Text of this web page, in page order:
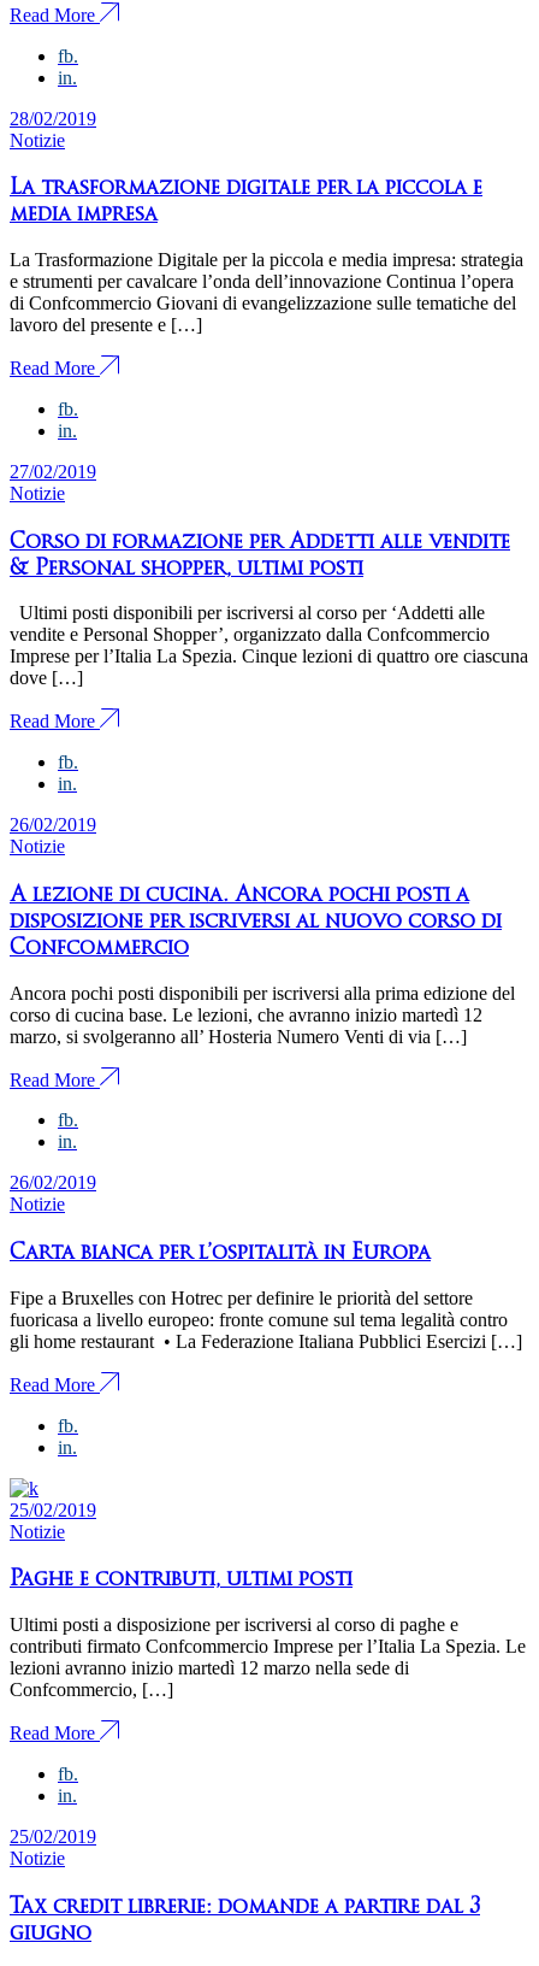
Read More
fb.
in.
28/02/2019
Notizie
La trasformazione digitale per la piccola e
media impresa
La Trasformazione Digitale per la piccola e media impresa: strategia
e strumenti per cavalcare l’onda dell’innovazione Continua l’opera
di Confcommercio Giovani di evangelizzazione sulle tematiche del
lavoro del presente e […]
Read More
fb.
in.
27/02/2019
Notizie
Corso di formazione per Addetti alle vendite
& Personal shopper, ultimi posti
Ultimi posti disponibili per iscriversi al corso per ‘Addetti alle
vendite e Personal Shopper’, organizzato dalla Confcommercio
Imprese per l’Italia La Spezia. Cinque lezioni di quattro ore ciascuna
dove […]
Read More
fb.
in.
26/02/2019
Notizie
A lezione di cucina. Ancora pochi posti a
disposizione per iscriversi al nuovo corso di
Confcommercio
Ancora pochi posti disponibili per iscriversi alla prima edizione del
corso di cucina base. Le lezioni, che avranno inizio martedì 12
marzo, si svolgeranno all’ Hosteria Numero Venti di via […]
Read More
fb.
in.
26/02/2019
Notizie
Carta bianca per l’ospitalità in Europa
Fipe a Bruxelles con Hotrec per definire le priorità del settore
fuoricasa a livello europeo: fronte comune sul tema legalità contro
gli home restaurant • La Federazione Italiana Pubblici Esercizi […]
Read More
fb.
in.
25/02/2019
Notizie
Paghe e contributi, ultimi posti
Ultimi posti a disposizione per iscriversi al corso di paghe e
contributi firmato Confcommercio Imprese per l’Italia La Spezia. Le
lezioni avranno inizio martedì 12 marzo nella sede di
Confcommercio, […]
Read More
fb.
in.
25/02/2019
Notizie
Tax credit librerie: domande a partire dal 3
giugno